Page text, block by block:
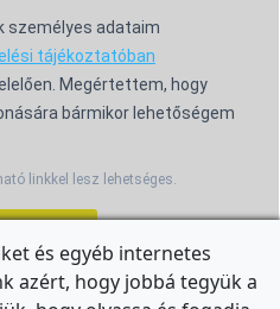
személyes adataim
tájékoztatóban
Megértettem, hogy
bármikor lehetőségem
linkkel lesz lehetséges.
clickHERE.
és egyéb internetes
azért, hogy jobbá tegyük a